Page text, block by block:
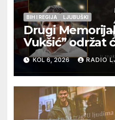
BIH I REGIJA LJUBUŠKI
Drugi
Vukšić” održat
12. kolovoza u
KOL 6, 2026 RADIO